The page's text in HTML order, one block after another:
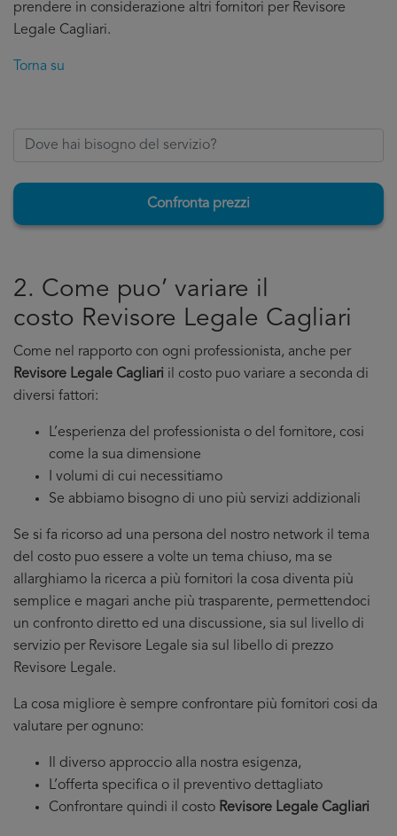
prendere in considerazione altri fornitori per Revisore
Legale Cagliari.
Torna su
Confronta prezzi
2. Come puo’ variare il
costo Revisore Legale Cagliari
Come nel rapporto con ogni professionista, anche per
Revisore Legale Cagliari il costo puo variare a seconda di
diversi fattori:
L’esperienza del professionista o del fornitore, cosi
come la sua dimensione
I volumi di cui necessitiamo
Se abbiamo bisogno di uno più servizi addizionali
Se si fa ricorso ad una persona del nostro network il tema
del costo puo essere a volte un tema chiuso, ma se
allarghiamo la ricerca a più fornitori la cosa diventa più
semplice e magari anche più trasparente, permettendoci
un confronto diretto ed una discussione, sia sul livello di
servizio per Revisore Legale sia sul libello di prezzo
Revisore Legale.
La cosa migliore è sempre confrontare più fornitori cosi da
valutare per ognuno:
Il diverso approccio alla nostra esigenza,
L’offerta specifica o il preventivo dettagliato
Confrontare quindi il costo Revisore Legale Cagliari